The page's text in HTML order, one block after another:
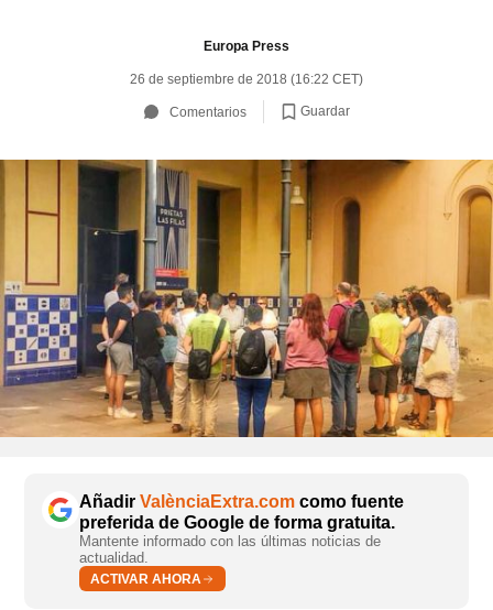
Europa Press
26 de septiembre de 2018 (16:22 CET)
Comentarios Guardar
Añadir ValènciaExtra.com como fuente
preferida de Google de forma gratuita.
Mantente informado con las últimas noticias de
actualidad.
ACTIVAR AHORA